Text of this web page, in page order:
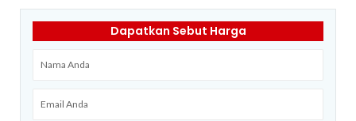
Dapatkan Sebut Harga